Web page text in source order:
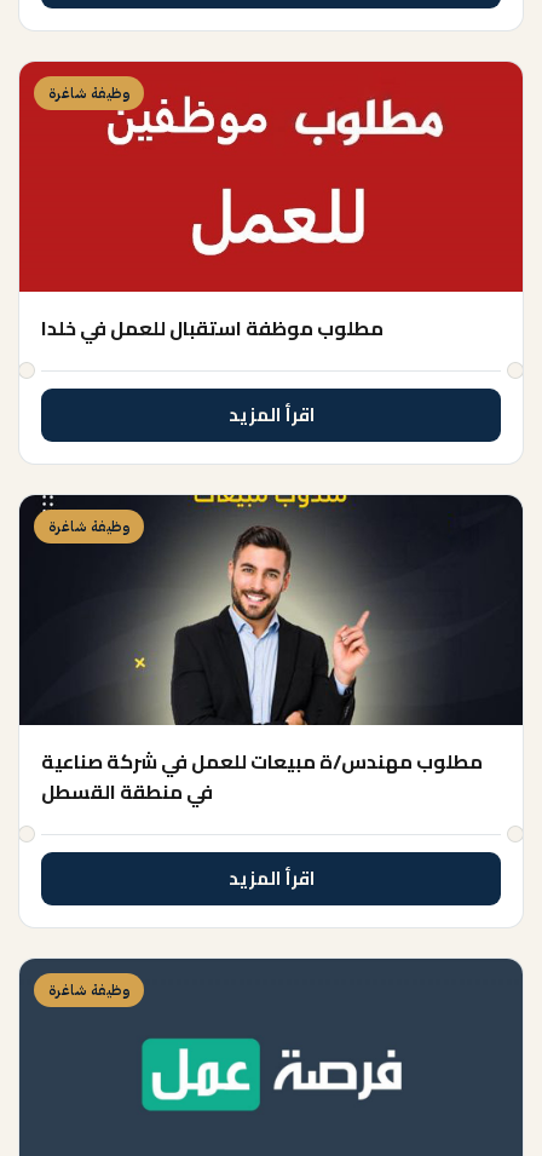
وظيفة شاغرة
مطلوب موظفة استقبال للعمل في خلدا
اقرأ المزيد
وظيفة شاغرة
مطلوب مهندس/ة مبيعات للعمل في شركة صناعية
في منطقة القسطل
اقرأ المزيد
وظيفة شاغرة